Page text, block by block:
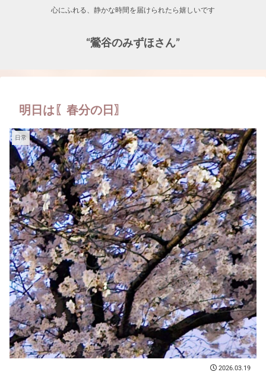
心にふれる、静かな時間を届けられたら嬉しいです
“鶯谷のみずほさん”
明日は〖春分の日〗
日常
2026.03.19